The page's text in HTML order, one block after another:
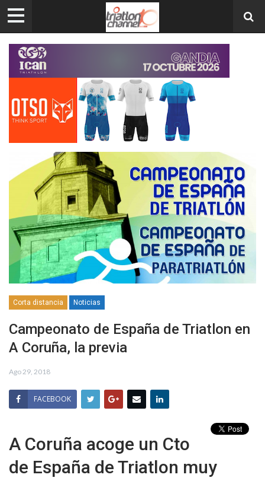
Corta distancia Noticias
Campeonato de España de Triatlon en
A Coruña, la previa
Ago 29, 2018
FACEBOOK
A Coruña acoge un Cto
de España de Triatlon muy